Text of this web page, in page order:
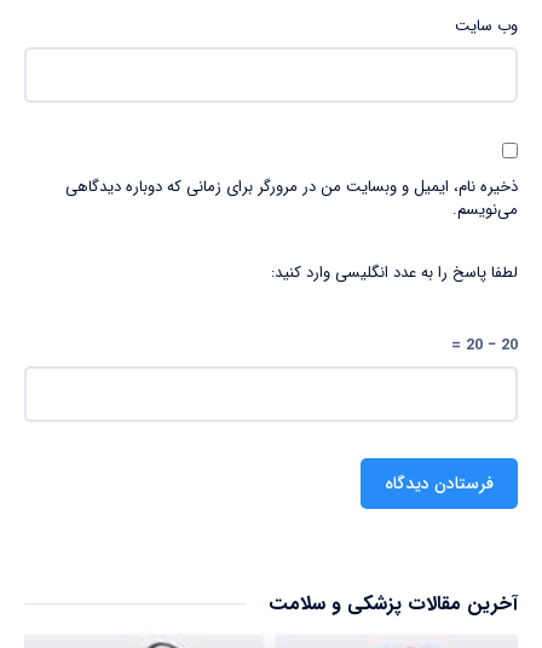
وب‌ سایت
ذخیره نام، ایمیل و وبسایت من در مرورگر برای زمانی که دوباره دیدگاهی
می‌نویسم.
لطفا پاسخ را به عدد انگلیسی وارد کنید:
20 − 20 =
آخرین مقالات پزشکی و سلامت